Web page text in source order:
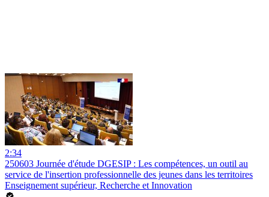
2:34
250603 Journée d'étude DGESIP : Les compétences, un outil au
service de l'insertion professionnelle des jeunes dans les territoires
Enseignement supérieur, Recherche et Innovation